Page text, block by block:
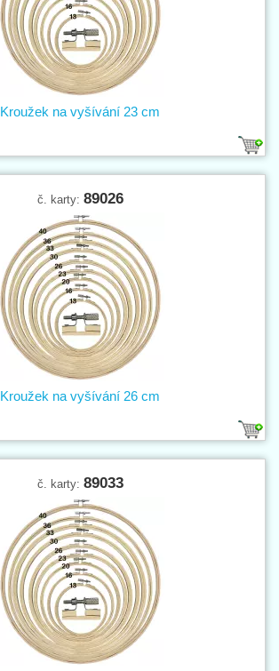
Kroužek na vyšívání 23 cm
č. karty: 89026
Kroužek na vyšívání 26 cm
č. karty: 89033